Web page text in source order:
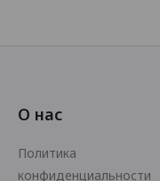
О нас
Политика
конфиденциальности